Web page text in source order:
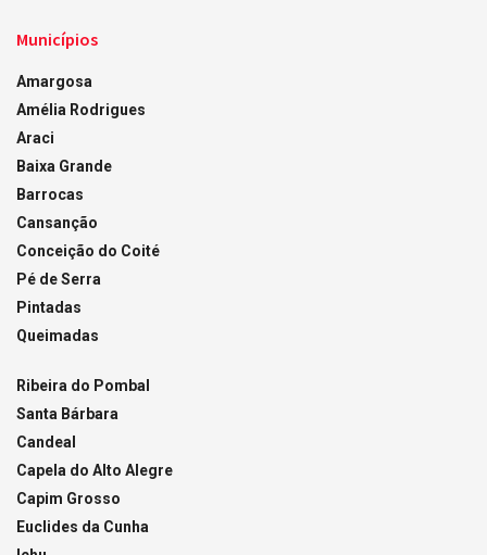
Municípios
Amargosa
Amélia Rodrigues
Araci
Baixa Grande
Barrocas
Cansanção
Conceição do Coité
Pé de Serra
Pintadas
Queimadas
Ribeira do Pombal
Santa Bárbara
Candeal
Capela do Alto Alegre
Capim Grosso
Euclides da Cunha